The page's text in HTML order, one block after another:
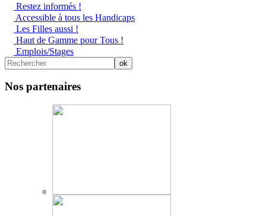
Restez informés !
Accessible à tous les Handicaps
Les Filles aussi !
Haut de Gamme pour Tous !
Emplois/Stages
Nos partenaires